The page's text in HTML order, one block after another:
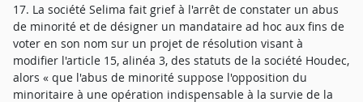
17. La société Selima fait grief à l'arrêt de constater un abus
de minorité et de désigner un mandataire ad hoc aux fins de
voter en son nom sur un projet de résolution visant à
modifier l'article 15, alinéa 3, des statuts de la société Houdec,
alors « que l'abus de minorité suppose l'opposition du
minoritaire à une opération indispensable à la survie de la